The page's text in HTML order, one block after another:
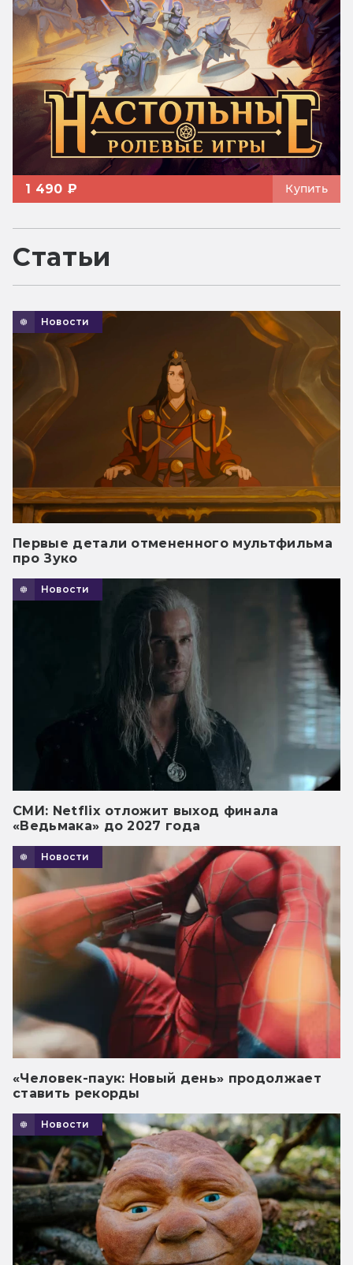
1 490 ₽ Купить
Статьи
Новости
Первые детали отмененного мультфильма
про Зуко
Новости
СМИ: Netflix отложит выход финала
«Ведьмака» до 2027 года
Новости
«Человек-паук: Новый день» продолжает
ставить рекорды
Новости